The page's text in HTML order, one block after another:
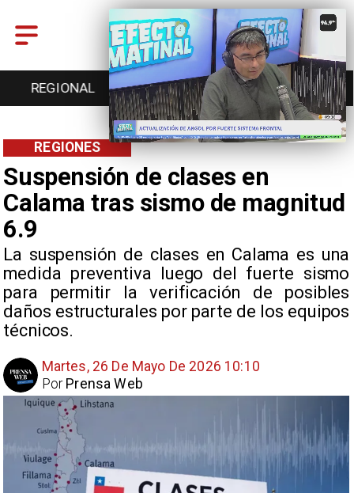
REGIONAL ENTRETENCIÓN DEPORTES
Suspensión de clases en
Calama tras sismo de magnitud
6.9
La suspensión de clases en Calama es una
medida preventiva luego del fuerte sismo
para permitir la verificación de posibles
daños estructurales por parte de los equipos
técnicos.
REGIONES
Martes, 26 De Mayo De 2026 10:10
Prensa Web
Por